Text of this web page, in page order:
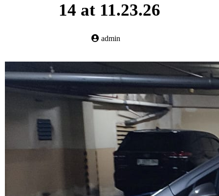
14 at 11.23.26
admin